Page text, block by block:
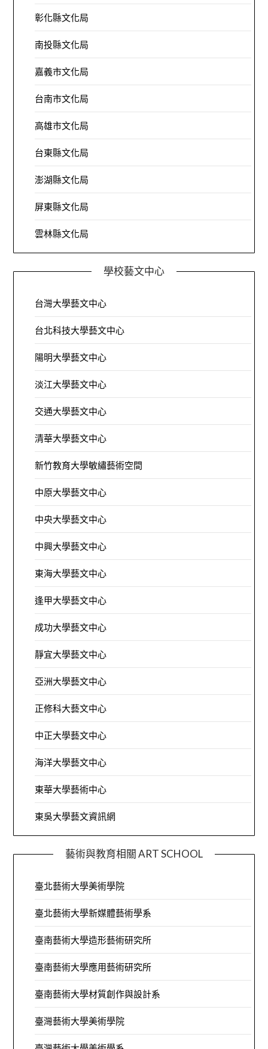
彰化縣文化局
南投縣文化局
嘉義市文化局
台南市文化局
高雄市文化局
台東縣文化局
澎湖縣文化局
屏東縣文化局
雲林縣文化局
學校藝文中心
台灣大學藝文中心
台北科技大學藝文中心
陽明大學藝文中心
淡江大學藝文中心
交通大學藝文中心
清華大學藝文中心
新竹教育大學敏繡藝術空間
中原大學藝文中心
中央大學藝文中心
中興大學藝文中心
東海大學藝文中心
逢甲大學藝文中心
成功大學藝文中心
靜宜大學藝文中心
亞洲大學藝文中心
正修科大藝文中心
中正大學藝文中心
海洋大學藝文中心
東華大學藝術中心
東吳大學藝文資訊網
藝術與教育相關 ART SCHOOL
臺北藝術大學美術學院
臺北藝術大學新媒體藝術學系
臺南藝術大學造形藝術研究所
臺南藝術大學應用藝術研究所
臺南藝術大學材質創作與設計系
臺灣藝術大學美術學院